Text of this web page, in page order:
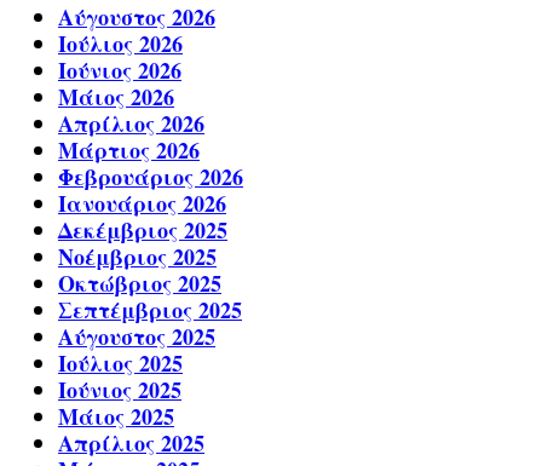
Αύγουστος 2026
Ιούλιος 2026
Ιούνιος 2026
Μάιος 2026
Απρίλιος 2026
Μάρτιος 2026
Φεβρουάριος 2026
Ιανουάριος 2026
Δεκέμβριος 2025
Νοέμβριος 2025
Οκτώβριος 2025
Σεπτέμβριος 2025
Αύγουστος 2025
Ιούλιος 2025
Ιούνιος 2025
Μάιος 2025
Απρίλιος 2025